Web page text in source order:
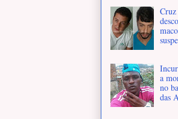
a
no
das